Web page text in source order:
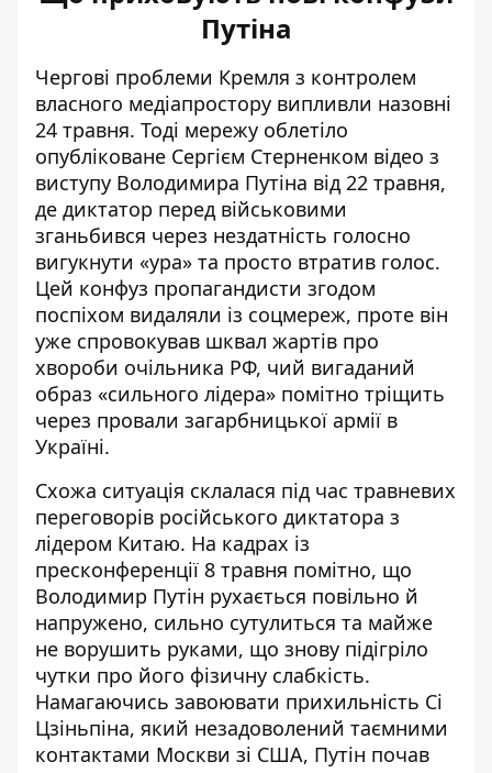
Путіна
Чергові проблеми Кремля з контролем
власного медіапростору випливли назовні
24 травня. Тоді мережу облетіло
опубліковане Сергієм Стерненком відео з
виступу Володимира Путіна від 22 травня,
де диктатор перед військовими
зганьбився через нездатність голосно
вигукнути «ура» та просто втратив голос.
Цей конфуз пропагандисти згодом
поспіхом видаляли із соцмереж, проте він
уже спровокував шквал жартів про
хвороби очільника РФ, чий вигаданий
образ «сильного лідера» помітно тріщить
через провали загарбницької армії в
Україні.
Схожа ситуація склалася під час травневих
переговорів російського диктатора з
лідером Китаю. На кадрах із
пресконференції 8 травня помітно, що
Володимир Путін рухається повільно й
напружено, сильно сутулиться та майже
не ворушить руками, що знову підігріло
чутки про його фізичну слабкість.
Намагаючись завоювати прихильність Сі
Цзіньпіна, який незадоволений таємними
контактами Москви зі США, Путін почав